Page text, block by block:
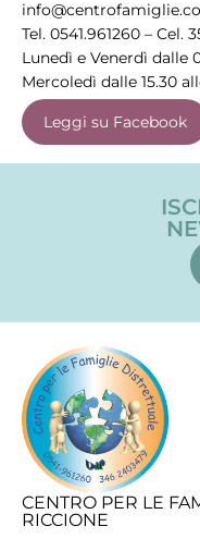
Tel. 0541.961260 – Cel.
Lunedì e Venerdì dalle
Mercoledì dalle 15.30
Leggi su Facebook
CENTRO PER LE
RICCIONE